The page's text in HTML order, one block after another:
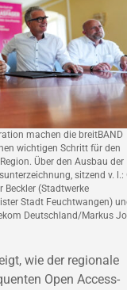
machen die breitBAND
wichtigen Schritt für den
Über den Ausbau der
sitzend v. l.:
Beckler (Stadtwerke
Stadt Feuchtwangen)
Deutschland/Markus
wie der regionale
Open Access-